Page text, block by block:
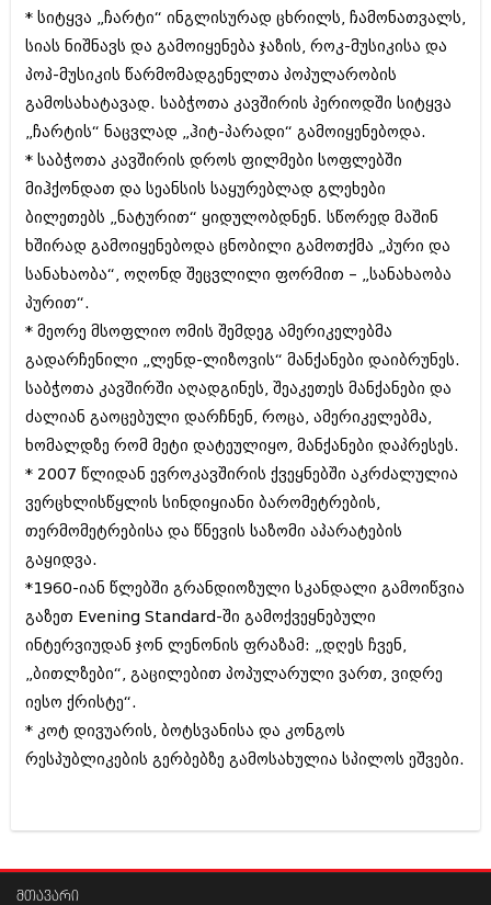
ბელადები
ბიზნესსიახლეები
გვარები
თემიდას სასწორი
იუმორი
კალეიდოსკოპი
ჰოროსკოპი და შეუცნობელი
კრიმინალი
რომანი და დეტექტივი
სახალისო ამბები
შოუბიზნესი
დაიჯესტი
ქალი და მამაკაცი
სხვადასხვა
ანონსი
არქივი
აგვისტო 2018 (162)
ივლისი 2018 (223)
თემიდას სასწორი
იუმორი
კალეიდოსკოპი
ჰოროსკოპი და შეუცნობელი
კრიმინალი
რომანი და დეტექტივი
სახალისო ამბები
შოუბიზნესი
დაიჯესტი
ქალი და მამაკაცი
ისტორია
სხვადასხვა
ანონსი
არქივი
ნოემბერი 2020 (103)
ოქტომბერი 2020 (209)
სექტემბერი 2020 (204)
აგვისტო 2020 (249)
ივლისი 2020 (204)
ივნისი 2020 (249)
* სიტყვა „ჩარტი“ ინგლისურად ცხრილს, ჩამონათვალს,
სიას ნიშნავს და გამოიყენება ჯაზის, როკ-მუსიკისა და
პოპ-მუსიკის წარმომადგენელთა პოპულარობის
გამოსახატავად. საბჭოთა კავშირის პერიოდში სიტყვა
„ჩარტის“ ნაცვლად „ჰიტ-პარადი“ გამოიყენებოდა.
* საბჭოთა კავშირის დროს ფილმები სოფლებში
მიჰქონდათ და სეანსის საყურებლად გლეხები
ბილეთებს „ნატურით“ ყიდულობდნენ. სწორედ მაშინ
ხშირად გამოიყენებოდა ცნობილი გამოთქმა „პური და
სანახაობა“, ოღონდ შეცვლილი ფორმით – „სანახაობა
პურით“.
* მეორე მსოფლიო ომის შემდეგ ამერიკელებმა
გადარჩენილი „ლენდ-ლიზოვის“ მანქანები დაიბრუნეს.
საბჭოთა კავშირში აღადგინეს, შეაკეთეს მანქანები და
ძალიან გაოცებული დარჩნენ, როცა, ამერიკელებმა,
ხომალდზე რომ მეტი დატეულიყო, მანქანები დაპრესეს.
* 2007 წლიდან ევროკავშირის ქვეყნებში აკრძალულია
ვერცხლისწყლის სინდიყიანი ბარომეტრების,
თერმომეტრებისა და წნევის საზომი აპარატების
გაყიდვა.
*1960-იან წლებში გრანდიოზული სკანდალი გამოიწვია
გაზეთ Evening Standard-ში გამოქვეყნებული
ინტერვიუდან ჯონ ლენონის ფრაზამ: „დღეს ჩვენ,
„ბითლზები“, გაცილებით პოპულარული ვართ, ვიდრე
იესო ქრისტე“.
* კოტ დივუარის, ბოტსვანისა და კონგოს
რესპუბლიკების გერბებზე გამოსახულია სპილოს ეშვები.
მთავარი